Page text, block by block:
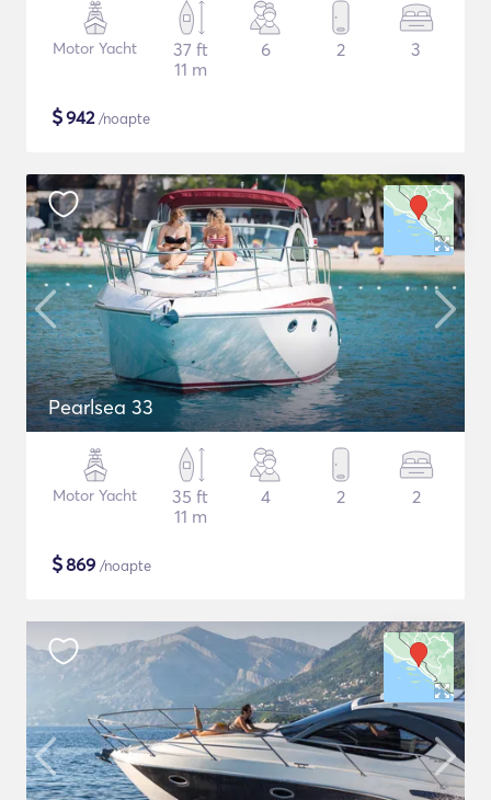
Motor Yacht
37 ft
11 m
6 2 3
$942/noapte
Pearlsea 33
Motor Yacht
35 ft
11 m
4 2 2
$869 /noapte